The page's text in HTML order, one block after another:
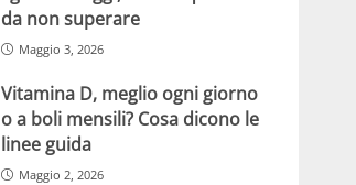
da non superare
Maggio 3, 2026
Vitamina D, meglio ogni giorno
o a boli mensili? Cosa dicono le
linee guida
Maggio 2, 2026